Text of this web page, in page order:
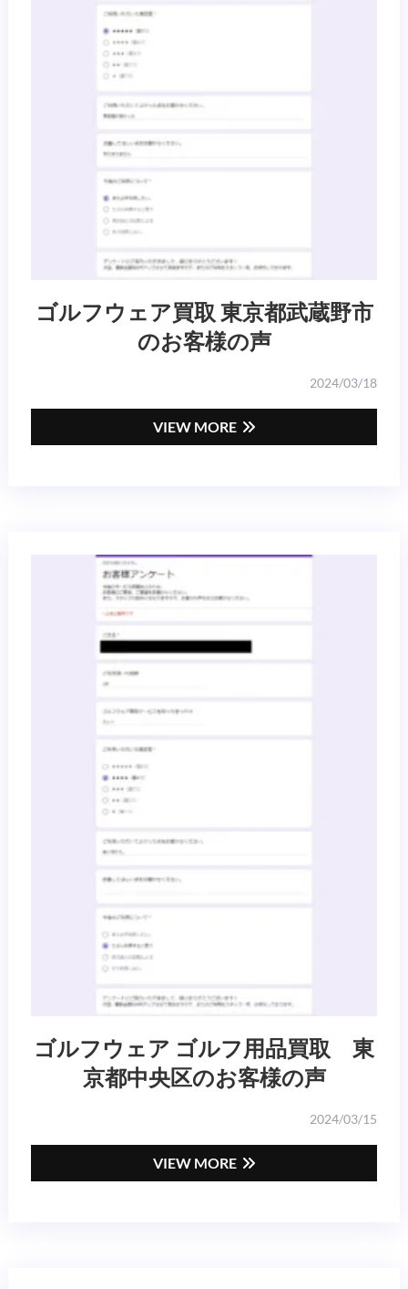
ゴルフウェア買取 東京都武蔵野市
のお客様の声
2024/03/18
VIEW MORE
ゴルフウェア ゴルフ用品買取 東
京都中央区のお客様の声
2024/03/15
VIEW MORE